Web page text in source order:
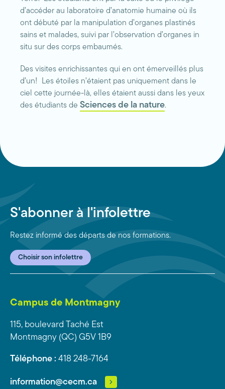
d’accéder au laboratoire d’anatomie humaine où ils
ont débuté par la manipulation d’organes plastinés
sains et malades, suivi par l’observation d’organes in
situ sur des corps embaumés.
Des visites enrichissantes qui en ont émerveillés plus
d’un! Les étoiles n’étaient pas uniquement dans le
ciel cette journée-là, elles étaient aussi dans les yeux
des étudiants de Sciences de la nature.
S'abonner à l'infolettre
Restez informé des départs de nos formations.
Choisir son infolettre
Campus de Montmagny
115, boulevard Taché Est
Montmagny (QC) G5V 1B9
Téléphone : 418 248-7164
information@cecm.ca